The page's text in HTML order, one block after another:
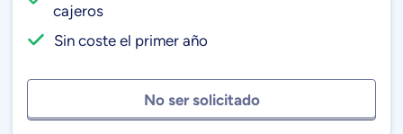
cajeros
Sin coste el primer año
No ser solicitado